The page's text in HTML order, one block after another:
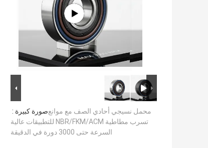
صورة كبيرة :محمل نسيجي أحادي الصف مع موانع
تسرب مطاطية NBR/FKM/ACM للتطبيقات عالية
السرعة حتى 3000 دورة في الدقيقة